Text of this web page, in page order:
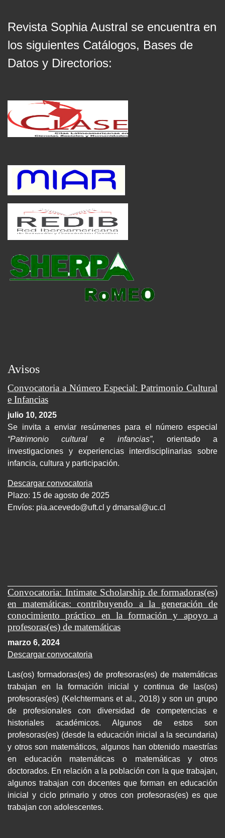
Revista Sophia Austral se encuentra en
los siguientes Catálogos, Bases de
Datos y Directorios:
Avisos
Convocatoria a Número Especial: Patrimonio Cultural
e Infancias
julio 10, 2025
Se invita a enviar resúmenes para el número especial
“Patrimonio cultural e infancias”, orientado a
investigaciones y experiencias interdisciplinarias sobre
infancia, cultura y participación.
Descargar convocatoria
Plazo: 15 de agosto de 2025
Envíos: pia.acevedo@uft.cl y dmarsal@uc.cl
Convocatoria: Intimate Scholarship de formadoras(es)
en matemáticas: contribuyendo a la generación de
conocimiento práctico en la formación y apoyo a
profesoras(es) de matemáticas
marzo 6, 2024
Descargar convocatoria
Las(os) formadoras(es) de profesoras(es) de matemáticas
trabajan en la formación inicial y continua de las(os)
profesoras(es) (Kelchtermans et al., 2018) y son un grupo
de profesionales con diversidad de competencias e
historiales académicos. Algunos de estos son
profesoras(es) (desde la educación inicial a la secundaria)
y otros son matemáticos, algunos han obtenido maestrías
en educación matemáticas o matemáticas y otros
doctorados. En relación a la población con la que trabajan,
algunos trabajan con docentes que forman en educación
inicial y ciclo primario y otros con profesoras(es) es que
trabajan con adolescentes.